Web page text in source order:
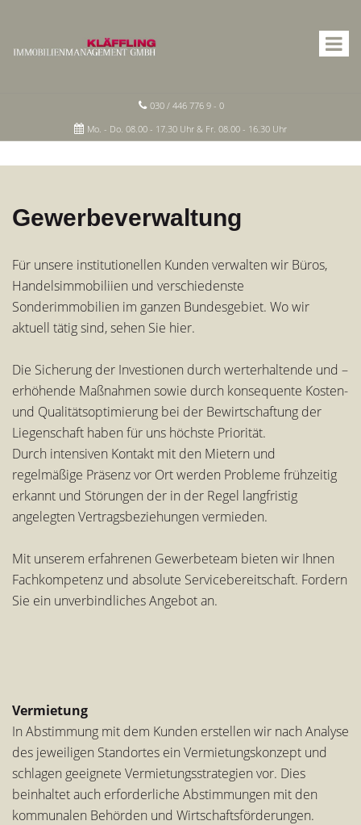
030 / 446 776 9 - 0
Mo. - Do. 08.00 - 17.30 Uhr & Fr. 08.00 - 16.30 Uhr
Gewerbeverwaltung
Für unsere institutionellen Kunden verwalten wir Büros,
Handelsimmobiliien und verschiedenste
Sonderimmobilien im ganzen Bundesgebiet. Wo wir
aktuell tätig sind, sehen Sie hier.
Die Sicherung der Investionen durch werterhaltende und –
erhöhende Maßnahmen sowie durch konsequente Kosten-
und Qualitätsoptimierung bei der Bewirtschaftung der
Liegenschaft haben für uns höchste Priorität.
Durch intensiven Kontakt mit den Mietern und
regelmäßige Präsenz vor Ort werden Probleme frühzeitig
erkannt und Störungen der in der Regel langfristig
angelegten Vertragsbeziehungen vermieden.
Mit unserem erfahrenen Gewerbeteam bieten wir Ihnen
Fachkompetenz und absolute Servicebereitschaft. Fordern
Sie ein unverbindliches Angebot an.
Vermietung
In Abstimmung mit dem Kunden erstellen wir nach Analyse
des jeweiligen Standortes ein Vermietungskonzept und
schlagen geeignete Vermietungsstrategien vor. Dies
beinhaltet auch erforderliche Abstimmungen mit den
kommunalen Behörden und Wirtschaftsförderungen.